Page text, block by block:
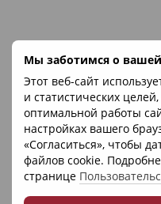
Мы заботимся о
Этот веб-сайт
и статистических
оптимальной работы
настройках вашего
«Согласиться», чтобы
файлов cookie.
странице